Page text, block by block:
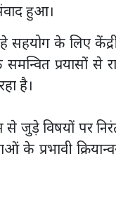
हुआ।
सहयोग के लिए
प्रयासों से
है।
जुड़े विषयों पर
के प्रभावी